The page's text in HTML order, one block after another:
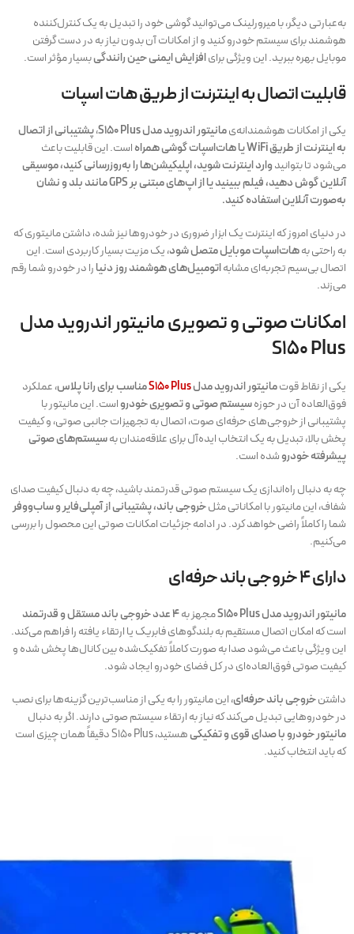
به‌عبارتی دیگر، با میرورلینک می‌توانید گوشی خود را تبدیل به یک کنترل‌کننده
هوشمند برای سیستم خودرو کنید و از امکانات آن بدون نیاز به در دست گرفتن
موبایل بهره ببرید. این ویژگی برایافزایش ایمنی حین رانندگیبسیار مؤثر است.
قابلیت اتصال به اینترنت از طریق هات اسپات
یکی از امکانات هوشمندانه‌یمانیتور اندروید مدل S150 Plus ،پشتیبانی از اتصال
به اینترنت از طریق WiFi یا هات‌اسپات گوشی همراه
است. این قابلیت باعث
می‌شود تا بتوانیدوارد اینترنت شوید، اپلیکیشن‌ها را به‌روزرسانی کنید، موسیقی
آنلاین گوش دهید، فیلم ببینید یا از اپ‌های مبتنی بر GPS مانند بلد و نشان
به‌صورت آنلاین استفاده کنید.
در دنیای امروز که اینترنت یک ابزار ضروری در خودروها نیز شده، داشتن مانیتوری که
به راحتی بههات‌اسپات موبایل متصل شود، یک مزیت بسیار کاربردی است. این
اتصال بی‌سیم تجربه‌ای مشابهاتومبیل‌های هوشمند روز دنیارا در خودرو شما رقم
می‌زند.
امکانات صوتی و تصویری مانیتور اندروید مدل
S150 Plus
یکی از نقاط قوتمانیتور اندروید مدلS150 Plusمناسب برای رانا پلاس، عملکرد
فوق‌العاده آن در حوزهسیستم صوتی و تصویری خودرواست. این مانیتور با
پشتیبانی از خروجی‌های حرفه‌ای صوت، اتصال به تجهیزات جانبی صوتی، و کیفیت
پخش بالا، تبدیل به یک انتخاب ایده‌آل برای علاقه‌مندان بهسیستم‌های صوتی
پیشرفته خودروشده است.
چه به دنبال راه‌اندازی یک سیستم صوتی قدرتمند باشید، چه به دنبال کیفیت صدای
شفاف، این مانیتور با امکاناتی مثلخروجی باند، پشتیبانی از آمپلی‌فایر و ساب‌ووفر
شما را کاملاً راضی خواهد کرد. در ادامه جزئیات امکانات صوتی این محصول را بررسی
می‌کنیم.
دارای ۴ خروجی باند حرفه‌ای
مانیتور اندروید مدل S150 Plus مجهز به۴ عدد خروجی باند مستقل و قدرتمند
است که امکان اتصال مستقیم به بلندگوهای فابریک یا ارتقاء یافته را فراهم می‌کند.
این ویژگی باعث می‌شود صدا به صورت کاملاً تفکیک‌شده بین کانال‌ها پخش شده و
کیفیت صوتی فوق‌العاده‌ای در کل فضای خودرو ایجاد شود.
داشتنخروجی باند حرفه‌ای، این مانیتور را به یکی از مناسب‌ترین گزینه‌ها برای نصب
در خودروهایی تبدیل می‌کند که نیاز به ارتقاء سیستم صوتی دارند. اگر به دنبال
مانیتور خودرو با صدای قوی و تفکیکی
هستید، S150 Plus دقیقاً همان چیزی است
که باید انتخاب کنید.